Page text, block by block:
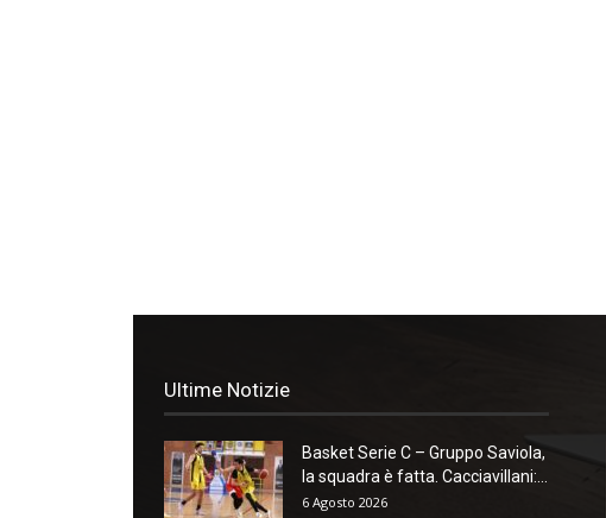
Ultime Notizie
Basket Serie C – Gruppo Saviola,
la squadra è fatta. Cacciavillani:...
6 Agosto 2026